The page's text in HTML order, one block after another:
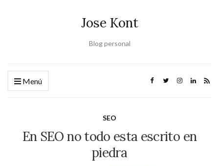
Jose Kont
Blog personal
Menú
SEO
En SEO no todo esta escrito en
piedra